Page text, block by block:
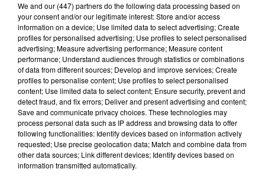
Lecture (1 min 8 sec)
100%
100% Radio l'agenda de Toulouse
We and our (447) partnersdo the following data processing based on
your consent and/or our legitimate interest: Store and/or access
information on a device; Use limited data to select advertising; Create
profiles for personalised advertising; Use profiles to select personalised
advertising; Measure advertising performance; Measure content
performance; Understand audiences through statistics or combinations
of data from different sources; Develop and improve services; Create
profiles to personalise content; Use profiles to select personalised
content; Use limited data to select content; Ensure security, prevent and
detect fraud, and fix errors; Deliver and present advertising and content;
Save and communicate privacy choices. These technologies may
process personal data such as IP address and browsing data to offer
following functionalities: Identify devices based on information actively
requested; Use precise geolocation data; Match and combine data from
other data sources; Link different devices; Identify devices based on
information transmitted automatically.